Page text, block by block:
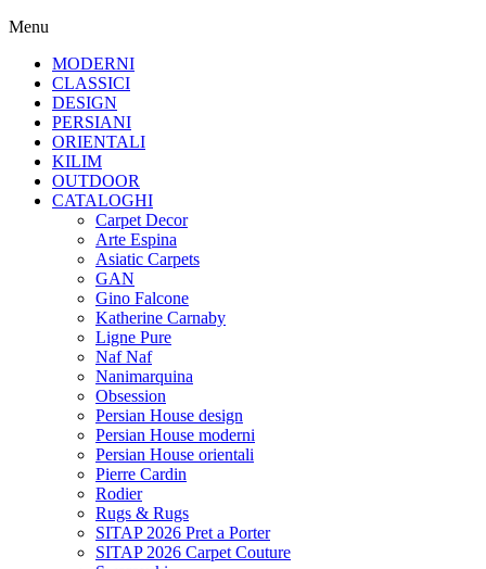
Menu
MODERNI
CLASSICI
DESIGN
PERSIANI
ORIENTALI
KILIM
OUTDOOR
CATALOGHI
Carpet Decor
Arte Espina
Asiatic Carpets
GAN
Gino Falcone
Katherine Carnaby
Ligne Pure
Naf Naf
Nanimarquina
Obsession
Persian House design
Persian House moderni
Persian House orientali
Pierre Cardin
Rodier
Rugs & Rugs
SITAP 2026 Pret a Porter
SITAP 2026 Carpet Couture